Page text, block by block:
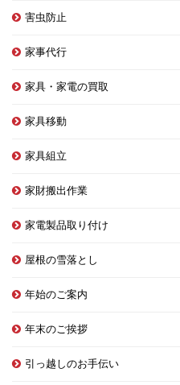
害虫防止
家事代行
家具・家電の買取
家具移動
家具組立
家財搬出作業
家電製品取り付け
屋根の雪落とし
年始のご案内
年末のご挨拶
引っ越しのお手伝い